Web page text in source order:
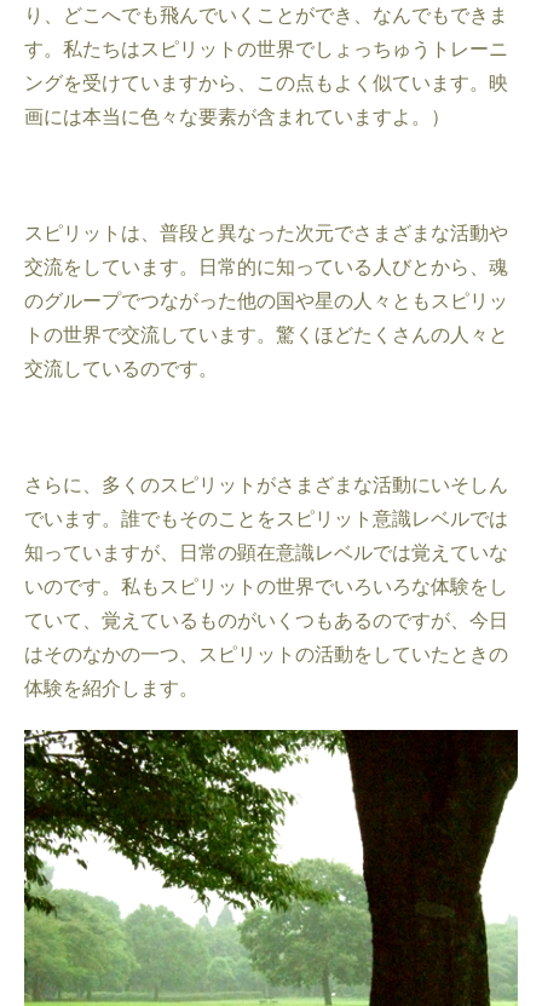
り、どこへでも飛んでいくことができ、なんでもできま
す。私たちはスピリットの世界でしょっちゅうトレーニ
ングを受けていますから、この点もよく似ています。映
画には本当に色々な要素が含まれていますよ。）
スピリットは、普段と異なった次元でさまざまな活動や
交流をしています。日常的に知っている人びとから、魂
のグループでつながった他の国や星の人々ともスピリッ
トの世界で交流しています。驚くほどたくさんの人々と
交流しているのです。
さらに、多くのスピリットがさまざまな活動にいそしん
でいます。誰でもそのことをスピリット意識レベルでは
知っていますが、日常の顕在意識レベルでは覚えていな
いのです。私もスピリットの世界でいろいろな体験をし
ていて、覚えているものがいくつもあるのですが、今日
はそのなかの一つ、スピリットの活動をしていたときの
体験を紹介します。